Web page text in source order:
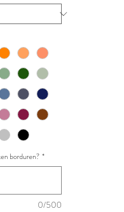
borduren? *
0/500